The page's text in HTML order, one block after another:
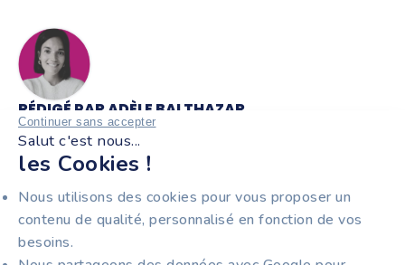
Continuer sans accepter
Salut c'est nous...
les Cookies !
Nous utilisons des cookies pour vous proposer un
contenu de qualité, personnalisé en fonction de vos
besoins.
RÉDIGÉ PAR ADÈLE BALTHAZAR
Passionnée de mots depuis toujours, je suis
aujourd'hui rédactrice web spécialisée dans l'univers
SaaS. Ma mission ? Transformer le jargon technique en
contenu clair et accessible. De la facturation
électronique à la gestion d'entreprise, je décrypte les